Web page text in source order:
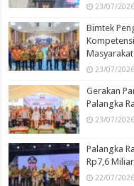
23/07/2026
Bimtek
Masyarakat
23/07/2026
Gerakan
Palangka
23/07/2026
Palangka
Rp7,6 Miliar
22/07/2026